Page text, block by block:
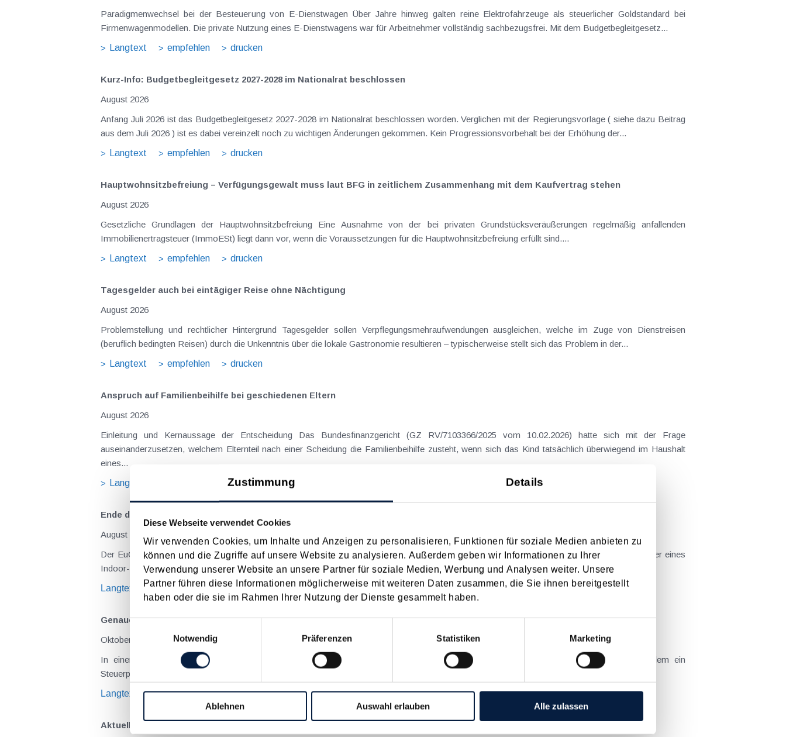
Zustimmung Details
Diese Webseite verwendet Cookies
Wir verwenden Cookies, um Inhalte und Anzeigen zu personalisieren, Funktionen für soziale Medien anbieten zu
können und die Zugriffe auf unsere Website zu analysieren. Außerdem geben wir Informationen zu Ihrer
Verwendung unserer Website an unsere Partner für soziale Medien, Werbung und Analysen weiter. Unsere
Partner führen diese Informationen möglicherweise mit weiteren Daten zusammen, die Sie ihnen bereitgestellt
haben oder die sie im Rahmen Ihrer Nutzung der Dienste gesammelt haben.
Einwilligungsauswahl
Notwendig
Präferenzen Statistiken Marketing
Ablehnen Auswahl erlauben Alle zulassen
Paradigmenwechsel bei der Besteuerung von E-Dienstwagen Über Jahre hinweg galten reine Elektrofahrzeuge als steuerlicher Goldstandard bei
Firmenwagenmodellen. Die private Nutzung eines E-Dienstwagens war für Arbeitnehmer vollständig sachbezugsfrei. Mit dem Budgetbegleitgesetz...
Langtext
empfehlen drucken
Kurz-Info: Budgetbegleitgesetz 2027-2028 im Nationalrat beschlossen
August 2026
Anfang Juli 2026 ist das Budgetbegleitgesetz 2027-2028 im Nationalrat beschlossen worden. Verglichen mit der Regierungsvorlage ( siehe dazu Beitrag
aus dem Juli 2026 ) ist es dabei vereinzelt noch zu wichtigen Änderungen gekommen. Kein Progressionsvorbehalt bei der Erhöhung der...
Langtext
empfehlen drucken
Hauptwohnsitz​­befreiung – Verfügungsgewalt muss laut BFG in zeitlichem Zusammenhang mit dem Kaufvertrag stehen
August 2026
Gesetzliche Grundlagen der Hauptwohnsitzbefreiung Eine Ausnahme von der bei privaten Grundstücksveräußerungen regelmäßig anfallenden
Immobilienertragsteuer (ImmoESt) liegt dann vor, wenn die Voraussetzungen für die Hauptwohnsitzbefreiung erfüllt sind....
Langtext
empfehlen drucken
Tagesgelder auch bei eintägiger Reise ohne Nächtigung
August 2026
Problemstellung und rechtlicher Hintergrund Tagesgelder sollen Verpflegungsmehraufwendungen ausgleichen, welche im Zuge von Dienstreisen
(beruflich bedingten Reisen) durch die Unkenntnis über die lokale Gastronomie resultieren – typischerweise stellt sich das Problem in der...
Langtext
empfehlen drucken
Anspruch auf Familienbeihilfe bei geschiedenen Eltern
August 2026
Einleitung und Kernaussage der Entscheidung Das Bundesfinanzgericht (GZ RV/7103366/2025 vom 10.02.2026) hatte sich mit der Frage
auseinanderzusetzen, welchem Elternteil nach einer Scheidung die Familienbeihilfe zusteht, wenn sich das Kind tatsächlich überwiegend im Haushalt
eines...
Langtext
drucken
Ende der Steuerschuld kraft Rechnungslegung bei Umsätzen an Endverbraucher?
August 2023
Der EuGH hatte im Jahre 2022 einen Fall aus Österreich zu beurteilen (Rs C-378/21, P-GmbH vom 08.12.2022), bei dem es um einen Betreiber eines
Indoor-Spielplatzes ging. Im Jahr 2019 unterwarf der Betreiber, die P-GmbH, die Eintrittsgelder irrtümlich dem Normalsteuersatz von 20 %,...
Langtext
empfehlen drucken
Genaue Leistungsbeschreibung und Rechnungsangaben sind für den Vorsteuerabzug wichtig
Oktober 2020
In einem jüngst ergangenen Erkenntnis des VwGH (GZ Ro 2019/13/0030 vom 19.5.2020) hatte dieser einen Fall zu beurteilen, in dem ein
Steuerpflichtiger Großhandel mit Gemüseprodukten betrieb. Der Steuerpflichtige erwirbt dabei Gemüse von diversen Landwirten und lässt das...
Langtext
empfehlen drucken
Aktuelles zum Recht auf Vorsteuerabzug bei fehlenden Rechnungsmerkmalen